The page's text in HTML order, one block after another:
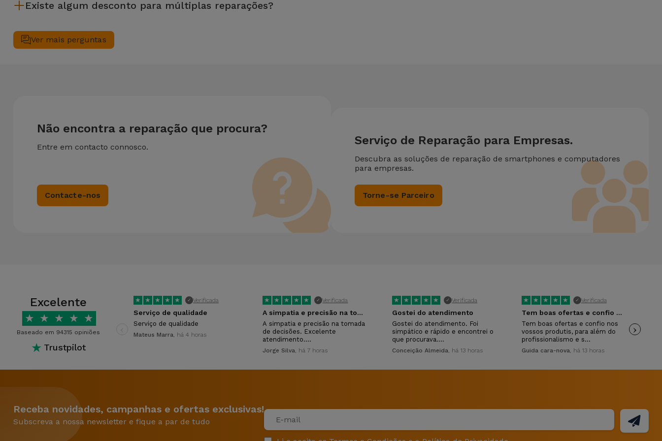
precises de ajuda com a gestão de ficheiros.
Existe algum desconto para múltiplas reparações?
desconto de 25% sobre o valor da reparação mais barata.
Ver mais perguntas
Não encontra a reparação que procura?
Entre em contacto connosco.
Contacte-nos
Serviço de Reparação para Empresas.
Descubra as soluções de reparação de smartphones e computadores
para empresas.
Torne-se Parceiro
Excelente
★ ★ ★ ★ ★
Baseado em 94315 opiniões
★ Trustpilot
★ ★ ★ ★ ★ ✓ Verificada
Serviço de qualidade
Serviço de qualidade
Mateus Marra, há 4 horas
★ ★ ★ ★ ★ ✓ Verificada
A simpatia e precisão na tomada de…
A simpatia e precisão na tomada
de decisões. Excelente
atendimento.…
Jorge Silva, há 7 horas
★ ★ ★ ★ ★ ✓ Verificada
Gostei do atendimento
Gostei do atendimento. Foi
simpático e rápido e encontrei o
que procurava.…
Conceição Almeida, há 13 horas
★ ★ ★ ★ ★ ✓ Verificada
Tem boas ofertas e confio nos vossos…
Tem boas ofertas e confio nos
vossos produtis, para além do
profissionalismo e s…
Guida cara-nova, há 13 horas
›
Receba novidades, campanhas e ofertas exclusivas!
Subscreva a nossa newsletter e fique a par de tudo